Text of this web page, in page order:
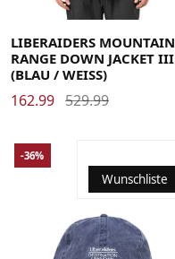
Medium X-Large
LIBERAIDERS MOUNTAIN
RANGE DOWN JACKET III
(BLAU / WEISS)
162.99 529.99
Wunschliste
-36%